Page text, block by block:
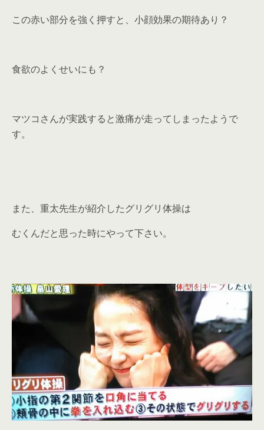
この赤い部分を強く押すと、小顔効果の期待あり？
食欲のよくせいにも？
マツコさんが実践すると激痛が走ってしまったようで
す。
また、重太先生が紹介したグリグリ体操は
むくんだと思った時にやって下さい。